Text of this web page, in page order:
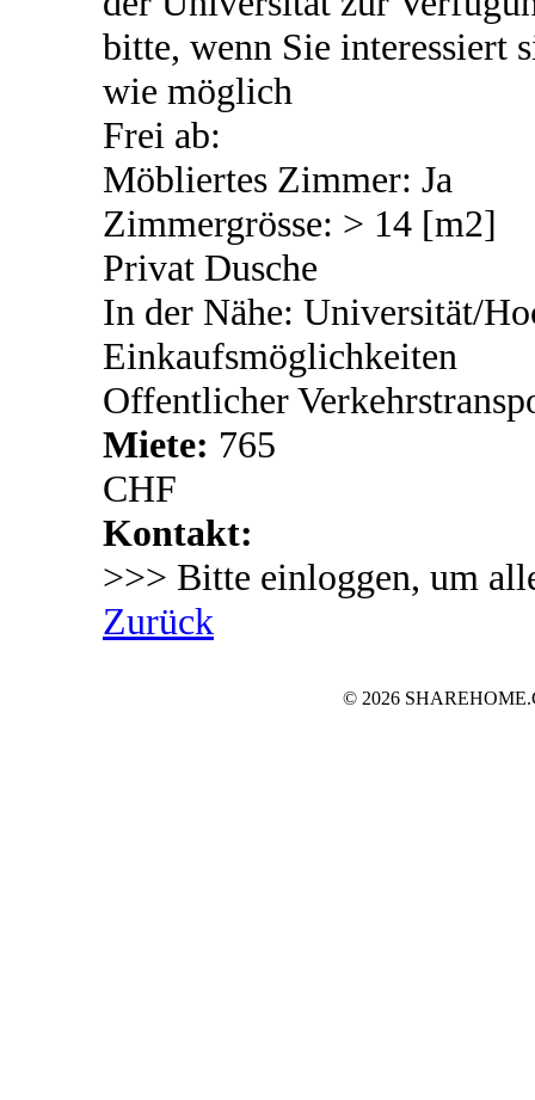
bitte, wenn Sie interessiert
wie möglich
Frei ab:
Möbliertes Zimmer: Ja
Zimmergrösse: > 14 [m2]
Privat Dusche
In der Nähe: Universität/
Einkaufsmöglichkeiten
Offentlicher
Miete: 765
CHF
Kontakt:
>>> Bitte einloggen, um
Zurück
© 2026